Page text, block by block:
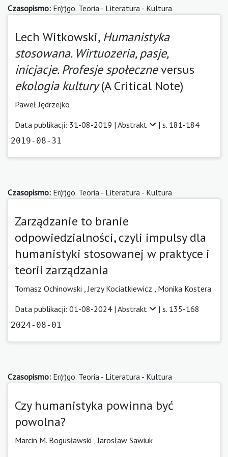
Czasopismo: Er(r)go. Teoria - Literatura - Kultura
Lech Witkowski, Humanistyka
stosowana. Wirtuozeria, pasje,
inicjacje. Profesje społeczneversus
ekologia kultury(A Critical Note)
Paweł Jędrzejko
Data publikacji: 31-08-2019 | Abstrakt | s. 181-184
2019-08-31
Czasopismo: Er(r)go. Teoria - Literatura - Kultura
Zarządzanie to branie
odpowiedzialności, czyli impulsy dla
humanistyki stosowanej w praktyce i
teorii zarządzania
Tomasz Ochinowski ,Jerzy Kociatkiewicz
Monika Kostera
Data publikacji: 01-08-2024 | Abstrakt | s. 135-168
2024-08-01
Czasopismo: Er(r)go. Teoria - Literatura - Kultura
Czy humanistyka powinna być
powolna?
Marcin M. Bogusławski ,Jarosław Sawiuk